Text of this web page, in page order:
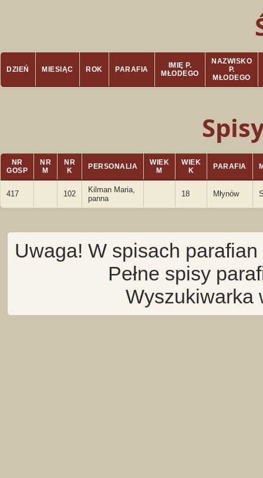
DZIEŃ MIESIĄC ROK PARAFIA
IMIĘ P.
MŁODEGO
NAZWISKO
P.
MŁODEGO
NR
GOSP
NR
M
NR
K
PERSONALIA
WIEK
M
WIEK
K
PARAFIA
417 102
Kilman Maria,
panna
18 Młynów
Uwaga! W spisach
Pełne spisy
Wyszukiwarka